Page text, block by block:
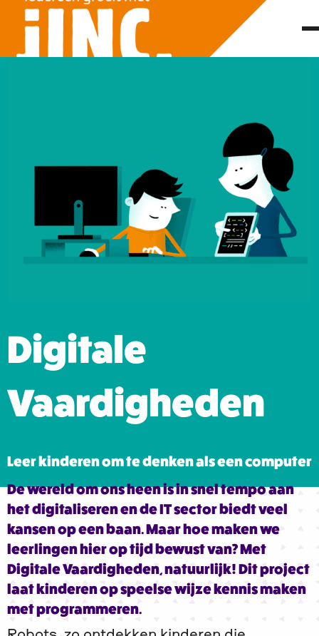
Digitale
Vaardigheden
Leer kinderen om te denken als een computer
De wereld om ons heen is in snel tempo aan
het digitaliseren en de IT sector biedt veel
kansen op een baan. Maar hoe maken we
leerlingen hier op tijd bewust van? Met
Digitale Vaardigheden, natuurlijk! Dit project
laat kinderen op speelse wijze kennis maken
met programmeren.